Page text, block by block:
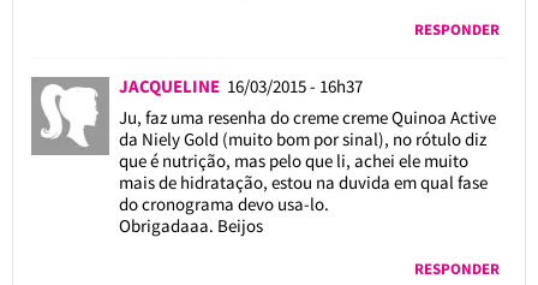
RESPONDER
JACQUELINE 16/03/2015 - 16h37
Ju, faz uma resenha do creme creme Quinoa Active
da Niely Gold (muito bom por sinal), no rótulo diz
que é nutrição, mas pelo que li, achei ele muito
mais de hidratação, estou na duvida em qual fase
do cronograma devo usa-lo.
Obrigadaaa. Beijos
RESPONDER